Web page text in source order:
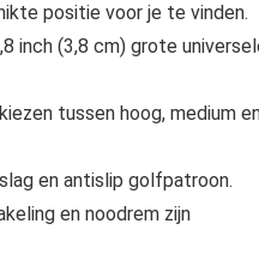
positie voor je te vinden.
inch (3,8 cm) grote
tussen hoog, medium
en antislip golfpatroon.
en noodrem zijn